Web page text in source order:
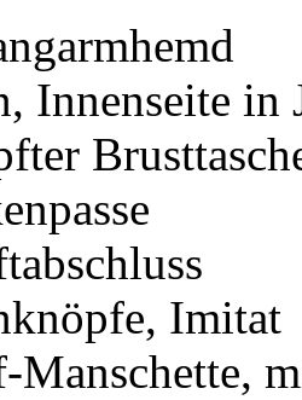
Innenseite in
Imitat